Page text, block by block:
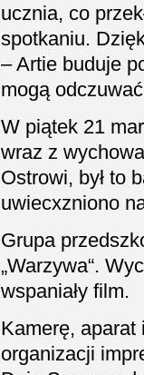
ucznia, co
spotkaniu.
– Artie buduje
mogą
W piątek 21
wraz z
Ostrowi, był to
uwiecxzniono
Grupa
„Warzywa“.
wspaniały film.
Kamerę, aparat
organizacji